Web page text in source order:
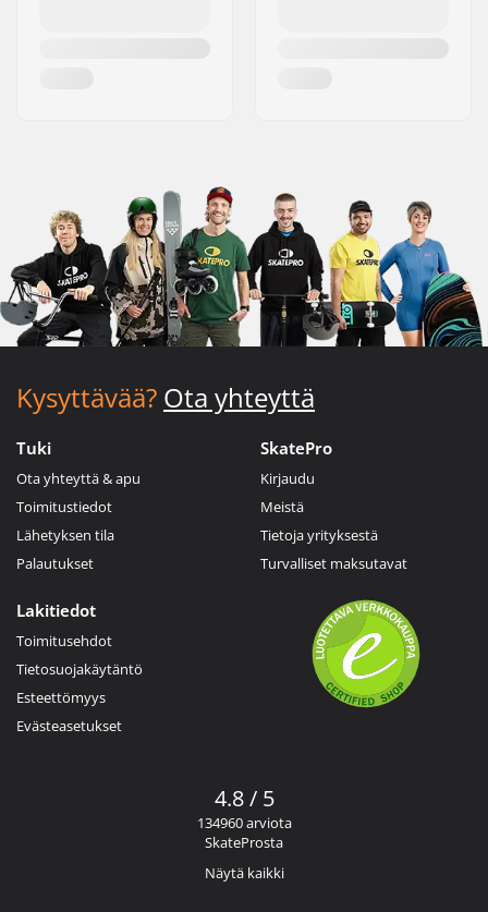
Kysyttävää? Ota yhteyttä
Tuki
Ota yhteyttä & apu
Toimitustiedot
Lähetyksen tila
Palautukset
SkatePro
Kirjaudu
Meistä
Tietoja yrityksestä
Turvalliset maksutavat
Lakitiedot
Toimitusehdot
Tietosuojakäytäntö
Esteettömyys
Evästeasetukset
4.8 / 5
134960 arviota
SkateProsta
Näytä kaikki